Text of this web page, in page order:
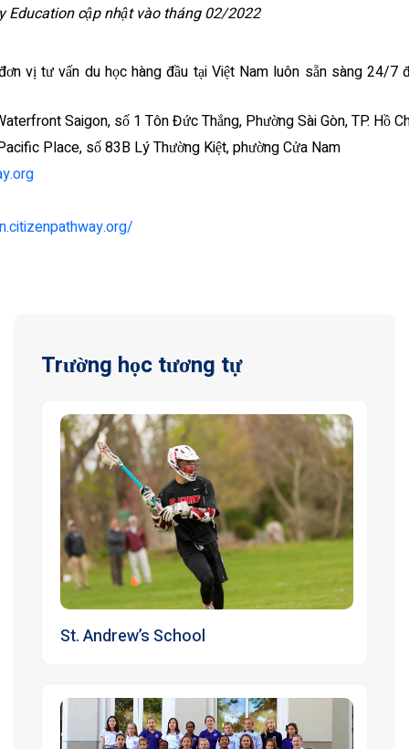
Education cập nhật vào tháng 02/2022
vị tư vấn du học hàng đầu tại Việt Nam luôn sẵn sàng 24/7
Saigon, số 1 Tôn Đức Thắng, Phường Sài Gòn, TP. Hồ
Place, số 83B Lý Thường Kiệt, phường Cửa Nam
Trường học tương tự
St. Andrew’s School